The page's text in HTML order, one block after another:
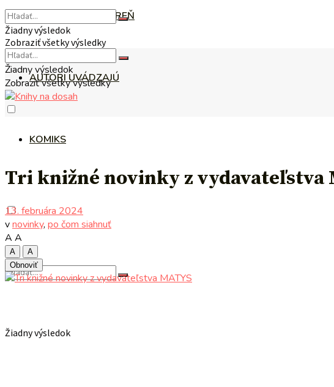
LITERÁRNA KAVIAREŇ
AUTORI UVÁDZAJÚ
KOMIKS
Žiadny výsledok
Žiadny výsledok
Zobraziť všetky výsledky
Žiadny výsledok
Zobraziť všetky výsledky
Tri knižné novinky z vydavateľstva
13. februára 2024
vnovinky, po čom siahnuť
A A
A
A
Obnoviť